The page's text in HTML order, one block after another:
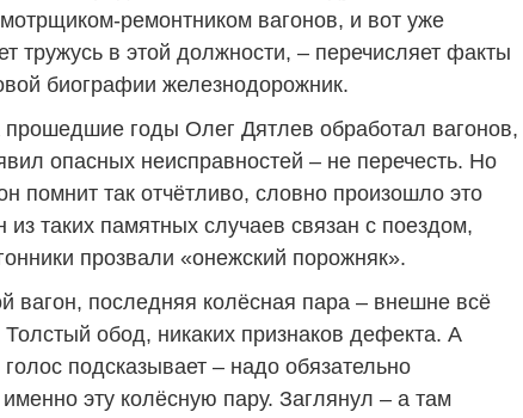
ремонтником вагонов, и вот уже
тружусь в этой должности, – перечисляет факты
биографии железнодорожник.
прошедшие годы Олег Дятлев обработал вагонов,
опасных неисправностей – не перечесть. Но
помнит так отчётливо, словно произошло это
из таких памятных случаев связан с поездом,
прозвали «онежский порожняк».
вагон, последняя колёсная пара – внешне всё
обод, никаких признаков дефекта. А
голос подсказывает – надо обязательно
именно эту колёсную пару. Заглянул – а там